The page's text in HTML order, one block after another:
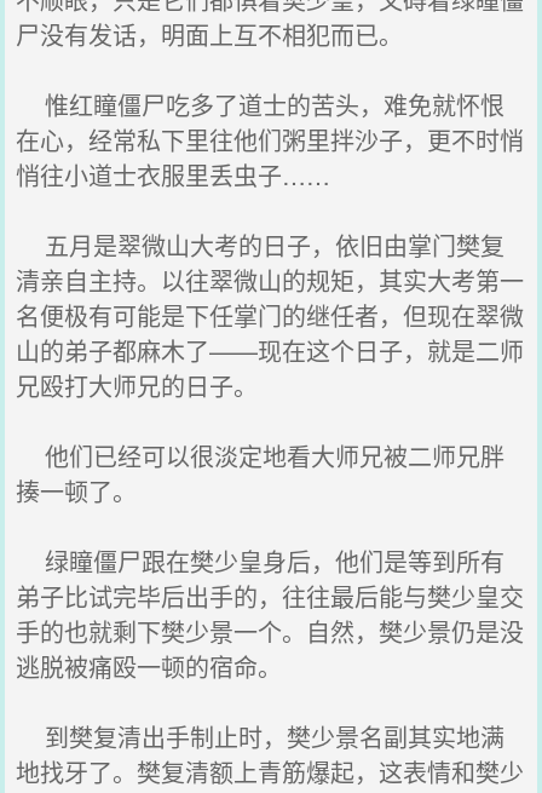
尸没有发话，明面上互不相犯而已。
惟红瞳僵尸吃多了道士的苦头，难免就怀恨
在心，经常私下里往他们粥里拌沙子，更不时悄
悄往小道士衣服里丢虫子……
五月是翠微山大考的日子，依旧由掌门樊复
清亲自主持。以往翠微山的规矩，其实大考第一
名便极有可能是下任掌门的继任者，但现在翠微
山的弟子都麻木了——现在这个日子，就是二师
兄殴打大师兄的日子。
他们已经可以很淡定地看大师兄被二师兄胖
揍一顿了。
绿瞳僵尸跟在樊少皇身后，他们是等到所有
弟子比试完毕后出手的，往往最后能与樊少皇交
手的也就剩下樊少景一个。自然，樊少景仍是没
逃脱被痛殴一顿的宿命。
到樊复清出手制止时，樊少景名副其实地满
地找牙了。樊复清额上青筋爆起，这表情和樊少